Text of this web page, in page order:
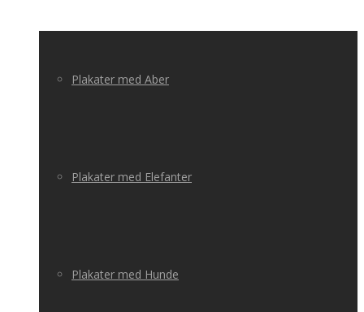
Plakater med Aber
Plakater med Elefanter
Plakater med Hunde